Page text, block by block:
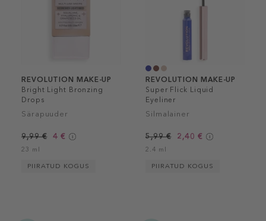
REVOLUTION MAKE-UP
Bright Light Bronzing
Drops
Särapuuder
9,99 € 4 €
23 ml
PIIRATUD KOGUS
REVOLUTION MAKE-UP
Super Flick Liquid
Eyeliner
Silmalainer
5,99 € 2,40 €
2.4 ml
PIIRATUD KOGUS